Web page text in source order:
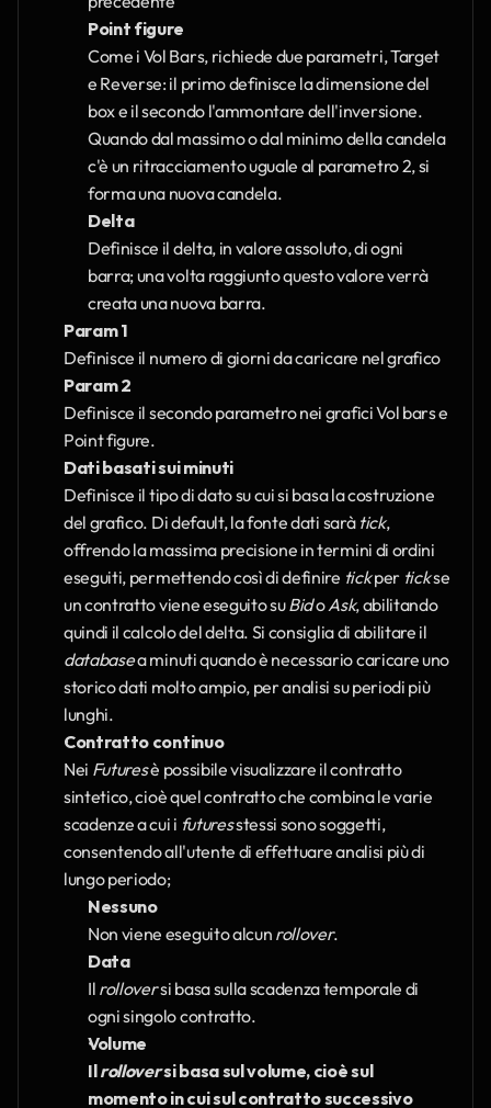
Point figure
Come i Vol Bars, richiede due parametri, Target
e Reverse: il primo definisce la dimensione del
box e il secondo l'ammontare dell'inversione.
Quando dal massimo o dal minimo della candela
c'è un ritracciamento uguale al parametro 2, si
forma una nuova candela.
Delta
Definisce il delta, in valore assoluto, di ogni
barra; una volta raggiunto questo valore verrà
creata una nuova barra.
Param 1
Definisce il numero di giorni da caricare nel grafico
Param 2
Definisce il secondo parametro nei grafici Vol bars e
Point figure.
Dati basati sui minuti
Definisce il tipo di dato su cui si basa la costruzione
del grafico. Di default, la fonte dati sarà tick,
offrendo la massima precisione in termini di ordini
eseguiti, permettendo così di definire tick per tick se
un contratto viene eseguito su Bid o Ask, abilitando
database a minuti quando è necessario caricare uno
storico dati molto ampio, per analisi su periodi più
lunghi.
Contratto continuo
Nei Futures è possibile visualizzare il contratto
sintetico, cioè quel contratto che combina le varie
scadenze a cui i futures stessi sono soggetti,
consentendo all'utente di effettuare analisi più di
lungo periodo;
Nessuno
Non viene eseguito alcun rollover.
Data
Il rollover si basa sulla scadenza temporale di
ogni singolo contratto.
Volume
Il rollover si basa sul volume, cioè sul
momento in cui sul contratto successivo